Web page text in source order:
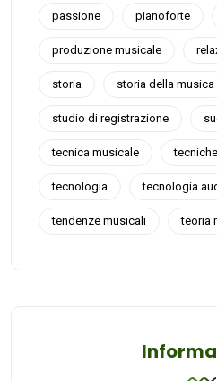
passione pianoforte
produzione musicale
storia storia della musica
studio di registrazione
tecnica musicale
tecnologia tecnologia
tendenze musicali teoria